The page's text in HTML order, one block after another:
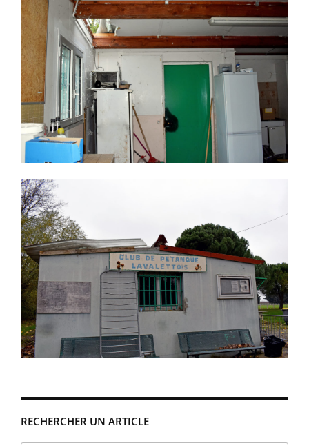
RECHERCHER UN ARTICLE